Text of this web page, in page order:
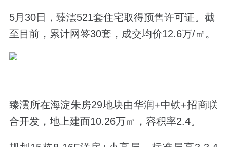
5月30日，臻澐521套住宅取得预售许可证。截
至目前，累计网签30套，成交均价12.6万/㎡。
臻澐所在海淀朱房29地块由华润+中铁+招商联
合开发，地上建面10.26万㎡，容积率2.4。